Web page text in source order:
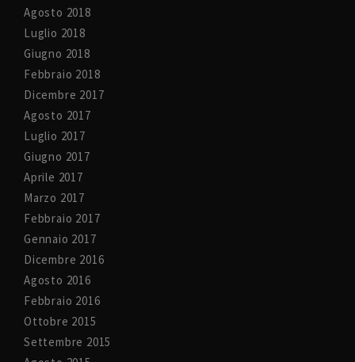
Agosto 2018
Luglio 2018
Giugno 2018
Febbraio 2018
Dicembre 2017
Agosto 2017
Luglio 2017
Giugno 2017
Aprile 2017
Marzo 2017
Febbraio 2017
Gennaio 2017
Dicembre 2016
Agosto 2016
Febbraio 2016
Ottobre 2015
Settembre 2015